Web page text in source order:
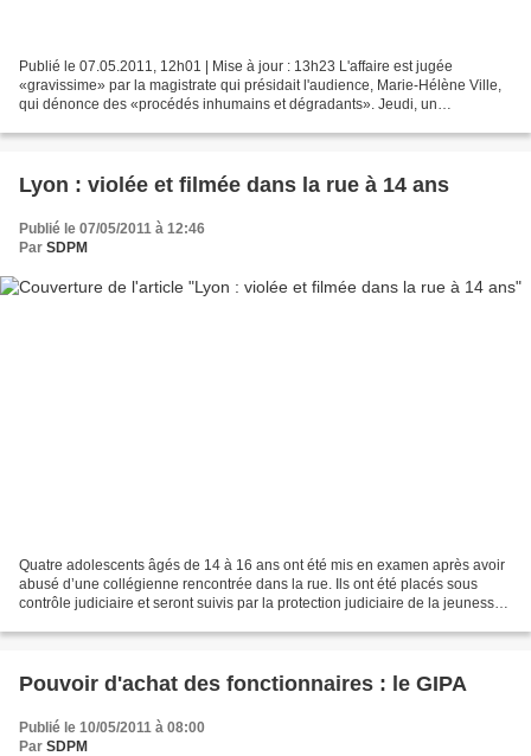
Publié le 07.05.2011, 12h01 | Mise à jour : 13h23 L'affaire est jugée
«gravissime» par la magistrate qui présidait l'audience, Marie-Hélène Ville,
qui dénonce des «procédés inhumains et dégradants». Jeudi, un
Lyon : violée et filmée dans la rue à 14 ans
Publié le 07/05/2011 à 12:46
Par SDPM
Quatre adolescents âgés de 14 à 16 ans ont été mis en examen après avoir
abusé d’une collégienne rencontrée dans la rue. Ils ont été placés sous
contrôle judiciaire et seront suivis par la protection judiciaire de la jeunesse.
Pouvoir d'achat des fonctionnaires : le GIPA
Publié le 10/05/2011 à 08:00
Par SDPM